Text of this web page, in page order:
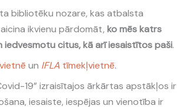
bibliotēku nozare, kas atbalsta
aicina ikvienu pārdomāt, ko mēs katrs
citus, kā arī iesaistītos paši.
un IFLA tīmekļvietnē.
19” izraisītajos ārkārtas apstākļos ir
iesaiste, iespējas un vienotība ir